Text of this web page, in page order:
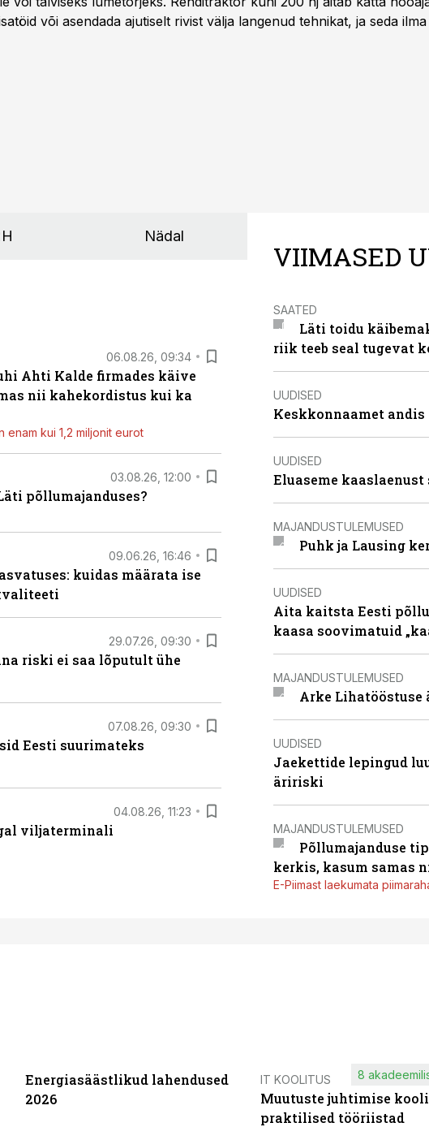
või asendada ajutiselt rivist välja langenud tehnikat, ja seda
Nädal
06.08.26, 09:34
Ahti Kalde firmades käive
nii kahekordistus kui ka
enam kui 1,2 miljonit eurot
03.08.26, 12:00
põllumajanduses?
09.06.26, 16:46
kuidas määrata ise
29.07.26, 09:30
riski ei saa lõputult ühe
07.08.26, 09:30
Eesti suurimateks
04.08.26, 11:23
viljaterminali
VIIMASED
SAATED
Läti toidu
riik teeb seal tugevat
UUDISED
Keskkonnaamet
UUDISED
Eluaseme kaaslaenust
MAJANDUSTULEMUSED
Puhk ja Lausing
UUDISED
Aita kaitsta Eesti
kaasa soovimatuid
MAJANDUSTULEMUSED
Arke Lihatööstuse
UUDISED
Jaekettide lepingud
äririski
MAJANDUSTULEMUSED
Põllumajanduse
kerkis, kasum samas
E-Piimast laekumata
Energiasäästlikud lahendused
2026
IT KOOLITUS
Muutuste juhtimise
praktilised tööriistad
8